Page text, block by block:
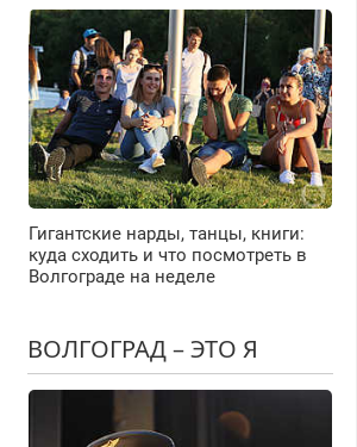
Гигантские нарды, танцы, книги:
куда сходить и что посмотреть в
Волгограде на неделе
ВОЛГОГРАД – ЭТО Я